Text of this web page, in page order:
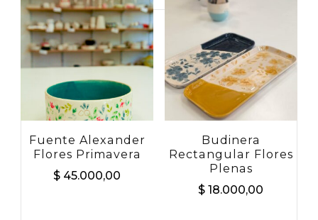
Fuente Alexander
Flores Primavera
$ 45.000,00
Budinera
Rectangular Flores
Plenas
$ 18.000,00
Buscar
por: